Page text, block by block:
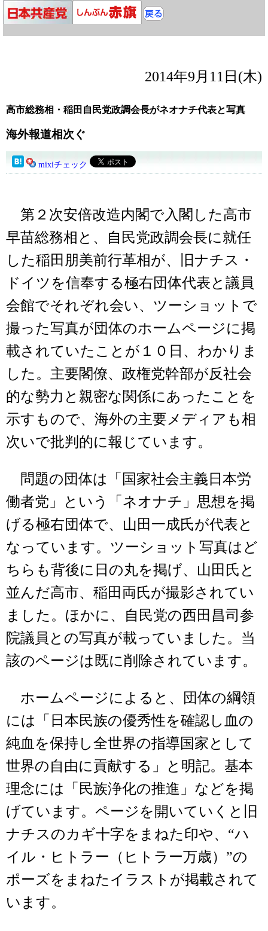
2014年9月11日(木)
高市総務相・稲田自民党政調会長がネオナチ代表と写真
海外報道相次ぐ
mixiチェック
第２次安倍改造内閣で入閣した高市
早苗総務相と、自民党政調会長に就任
した稲田朋美前行革相が、旧ナチス・
ドイツを信奉する極右団体代表と議員
会館でそれぞれ会い、ツーショットで
撮った写真が団体のホームページに掲
載されていたことが１０日、わかりま
した。主要閣僚、政権党幹部が反社会
的な勢力と親密な関係にあったことを
示すもので、海外の主要メディアも相
次いで批判的に報じています。
問題の団体は「国家社会主義日本労
働者党」という「ネオナチ」思想を掲
げる極右団体で、山田一成氏が代表と
なっています。ツーショット写真はど
ちらも背後に日の丸を掲げ、山田氏と
並んだ高市、稲田両氏が撮影されてい
ました。ほかに、自民党の西田昌司参
院議員との写真が載っていました。当
該のページは既に削除されています。
ホームページによると、団体の綱領
には「日本民族の優秀性を確認し血の
純血を保持し全世界の指導国家として
世界の自由に貢献する」と明記。基本
理念には「民族浄化の推進」などを掲
げています。ページを開いていくと旧
ナチスのカギ十字をまねた印や、“ハ
イル・ヒトラー（ヒトラー万歳）”の
ポーズをまねたイラストが掲載されて
います。